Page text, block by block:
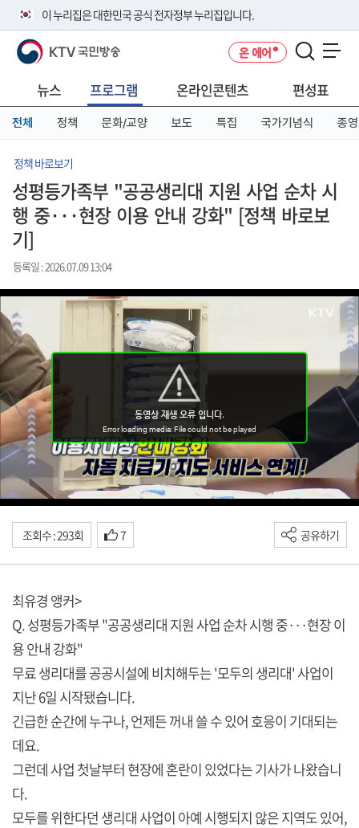
이 누리집은 대한민국 공식 전자정부 누리집입니다.
공식 누리집 주소 확인하기
니다.
이밖에 or.kr 또는 .kr등 다른 도메인 주소를 사용하고 있다면 아래 URL에
서 도메인 주소를 확인해 보세요
KTV 국민방송 온 에어
뉴스 프로그램 온라인콘텐츠 편성표
전체 정책 문화/교양 보도 특집 국가기념식 종영
정책 바로보기
성평등가족부 "공공생리대 지원 사업 순차 시
행 중···현장 이용 안내 강화" [정책 바로보
기]
등록일 : 2026.07.09 13:04
조회수 : 293회 7 공유하기
최유경 앵커>
Q. 성평등가족부 "공공생리대 지원 사업 순차 시행 중···현장 이
용 안내 강화"
무료 생리대를 공공시설에 비치해두는 '모두의 생리대' 사업이
지난 6일 시작됐습니다.
긴급한 순간에 누구나, 언제든 꺼내 쓸 수 있어 호응이 기대되는
데요.
그런데 사업 첫날부터 현장에 혼란이 있었다는 기사가 나왔습니
다.
모두를 위한다던 생리대 사업이 아예 시행되지 않은 지역도 있어,